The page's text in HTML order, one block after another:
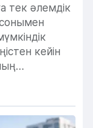
тек әлемдік
кейін